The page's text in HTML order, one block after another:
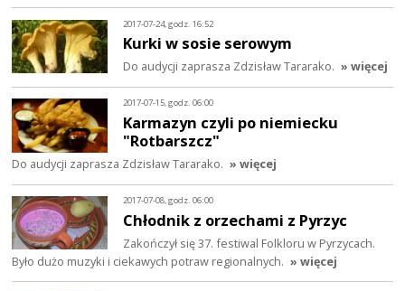
2017-07-24, godz. 16:52
Kurki w sosie serowym
Do audycji zaprasza Zdzisław Tararako. » więcej
2017-07-15, godz. 06:00
Karmazyn czyli po niemiecku
"Rotbarszcz"
Do audycji zaprasza Zdzisław Tararako. » więcej
2017-07-08, godz. 06:00
Chłodnik z orzechami z Pyrzyc
Zakończył się 37. festiwal Folkloru w Pyrzycach.
Było dużo muzyki i ciekawych potraw regionalnych. » więcej